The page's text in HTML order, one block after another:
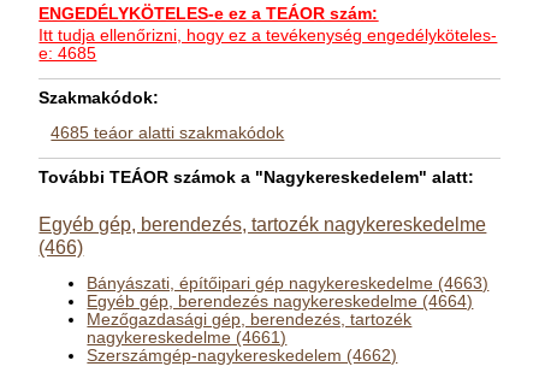
ENGEDÉLYKÖTELES-e ez a TEÁOR szám:
Itt tudja ellenőrizni, hogy ez a tevékenység engedélyköteles-
e: 4685
Szakmakódok:
4685 teáor alatti szakmakódok
További TEÁOR számok a "Nagykereskedelem" alatt:
Egyéb gép, berendezés, tartozék nagykereskedelme
(466)
Bányászati, építőipari gép nagykereskedelme (4663)
Egyéb gép, berendezés nagykereskedelme (4664)
Mezőgazdasági gép, berendezés, tartozék
nagykereskedelme (4661)
Szerszámgép-nagykereskedelem (4662)